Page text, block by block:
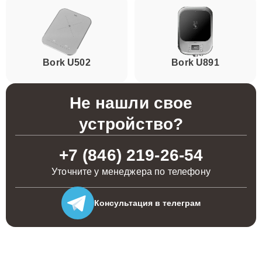
Bork U502 Bork U891
Не нашли свое
устройство?
+7 (846) 219-26-54
Уточните у менеджера по телефону
Консультация в телеграм